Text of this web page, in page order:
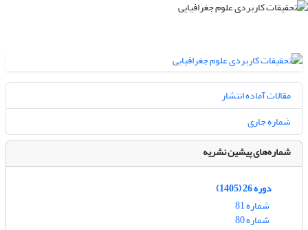
مقالات آماده انتشار
شماره جاری
شماره‌های پیشین نشریه
دوره 26 (1405)
شماره 81
شماره 80